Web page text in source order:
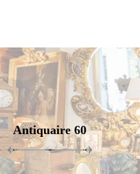
Antiquaire 60